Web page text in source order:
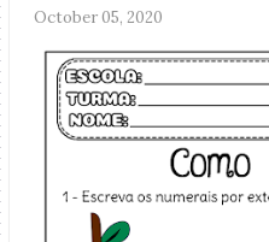
October 05, 2020